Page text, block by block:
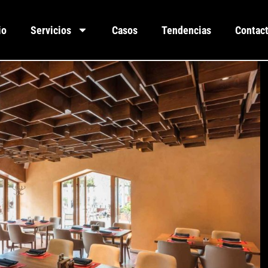
Servicios Casos Tendencias